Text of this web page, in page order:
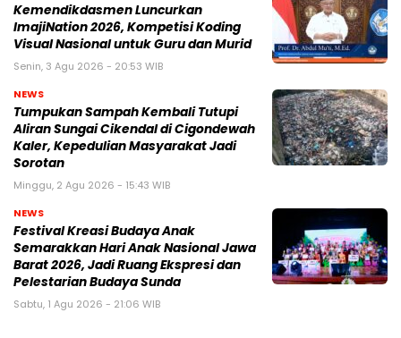
Kemendikdasmen Luncurkan
ImajiNation 2026, Kompetisi Koding
Visual Nasional untuk Guru dan Murid
Senin, 3 Agu 2026 - 20:53 WIB
NEWS
Tumpukan Sampah Kembali Tutupi
Aliran Sungai Cikendal di Cigondewah
Kaler, Kepedulian Masyarakat Jadi
Sorotan
Minggu, 2 Agu 2026 - 15:43 WIB
NEWS
Festival Kreasi Budaya Anak
Semarakkan Hari Anak Nasional Jawa
Barat 2026, Jadi Ruang Ekspresi dan
Pelestarian Budaya Sunda
Sabtu, 1 Agu 2026 - 21:06 WIB